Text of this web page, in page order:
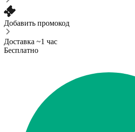
Добавить промокод
Доставка ~1 час
Бесплатно